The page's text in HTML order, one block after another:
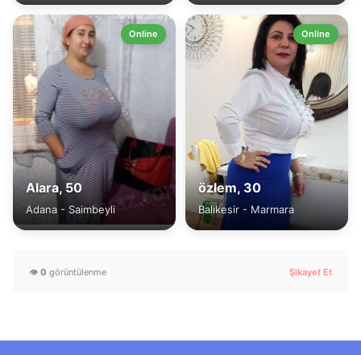
Online
Alara, 50
Adana - Saimbeyli
Online
özlem, 30
Balıkesir - Marmara
👁️ 0 görüntülenme Şikayet Et